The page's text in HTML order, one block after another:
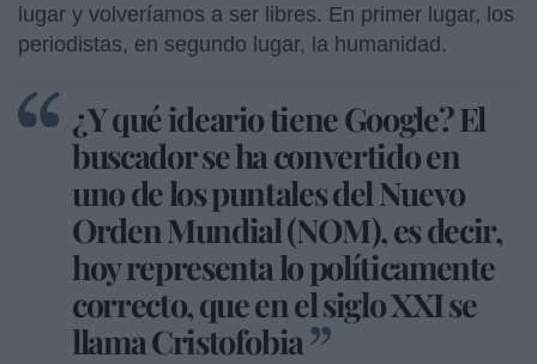
lugar y volveríamos a ser libres. En primer lugar, los
periodistas, en segundo lugar, la humanidad.
¿Y qué ideario tiene Google? El
buscador se ha convertido en
uno de los puntales del Nuevo
Orden Mundial (NOM), es decir,
hoy representa lo políticamente
correcto, que en el siglo XXI se
llama Cristofobia